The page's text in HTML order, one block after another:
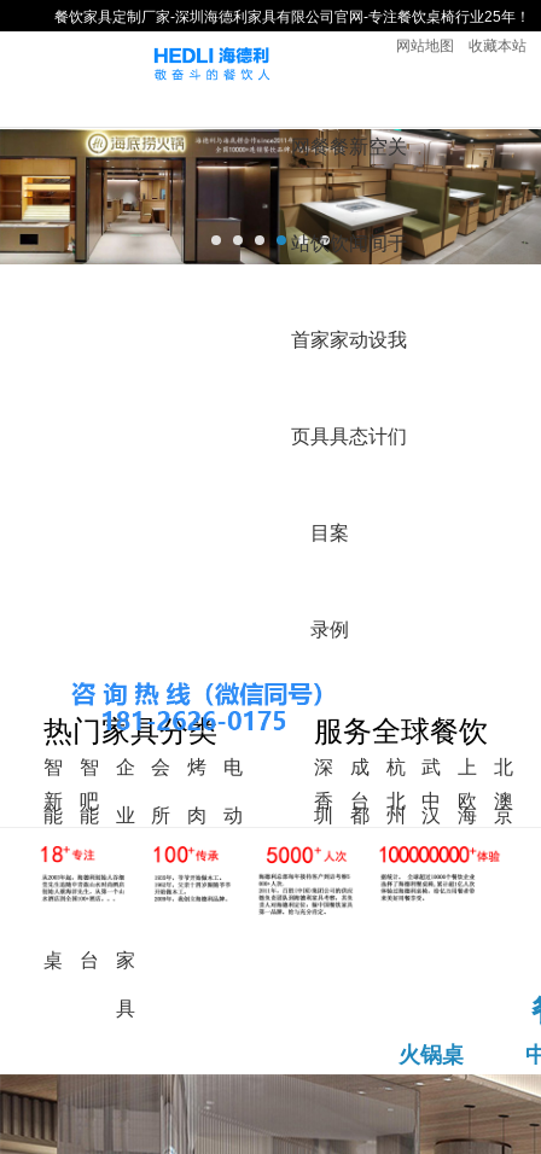
餐饮家具定制厂家-深圳海德利家具有限公司官网-专注餐饮桌椅行业25年！
收藏本站
网站地图
网
站
首
页
餐
饮
家
具
目
录
餐
饮
家
具
案
例
新
闻
动
态
空
间
设
计
关
于
我
们
热门家具分类
智
能
火
桌
智
能
调
台
企
业
家
具
会
所
家
烤
肉
桌
电
动
新
中
式
吧
椅
服务全球餐饮
深
圳
成
都
杭
州
武
汉
上
海
北
京
香
港
台 北
美
中
东
欧
洲
澳
洲
火锅桌